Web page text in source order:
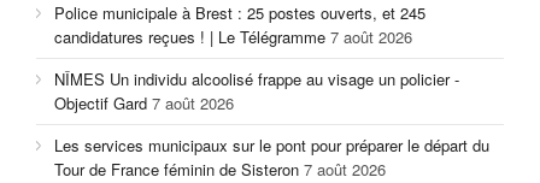
Police municipale à Brest : 25 postes ouverts, et 245
candidatures reçues ! | Le Télégramme 7 août 2026
NÎMES Un individu alcoolisé frappe au visage un policier -
Objectif Gard 7 août 2026
Les services municipaux sur le pont pour préparer le départ du
Tour de France féminin de Sisteron 7 août 2026